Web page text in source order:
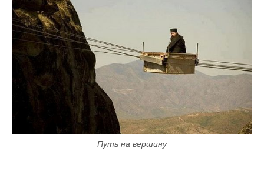
Путь на вершину